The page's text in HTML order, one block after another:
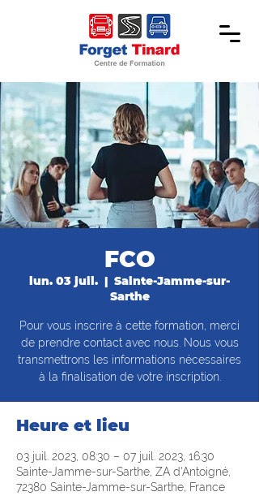
FCO
lun. 03 juil.
  |
Sainte-Jamme-sur-
Sarthe
Pour vous inscrire à cette formation, merci
de prendre contact avec nous. Nous vous
transmettrons les informations nécessaires
à la finalisation de votre inscription.
Heure et lieu
03 juil. 2023, 08:30 – 07 juil. 2023, 16:30
Sainte-Jamme-sur-Sarthe, ZA d'Antoigné,
72380 Sainte-Jamme-sur-Sarthe, France